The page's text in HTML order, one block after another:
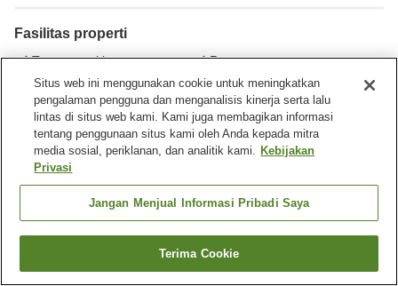
Fasilitas properti
Tempat parkir
Restoran
Bar
Laundry
Beranda Amerika Serikat California
County San Diego
San Diego
Hilton San Diego Del Mar
Cari kamar
Situs web ini menggunakan cookie untuk meningkatkan
pengalaman pengguna dan menganalisis kinerja serta lalu
lintas di situs web kami. Kami juga membagikan informasi
tentang penggunaan situs kami oleh Anda kepada mitra
media sosial, periklanan, dan analitik kami. Kebijakan
Privasi
Jangan Menjual Informasi Pribadi Saya
Terima Cookie